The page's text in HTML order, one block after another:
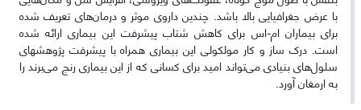
با عرض جغرافیایی بالا باشد. چندین داروی موثر و درمان‌های تعریف شده
برای بیماران ام-اس برای کاهش شتاب پیشرفت این بیماری ارائه شده
است. درک ساز و کار مولکولی این بیماری همراه با پیشرفت پژوهشهای
سلول‌‎های بنیادی می‌تواند امید برای کسانی که از این بیماری رنج می‌برند را
به ارمغان آورد.